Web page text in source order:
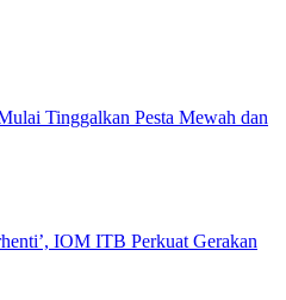
Tinggalkan Pesta Mewah dan
IOM ITB Perkuat Gerakan